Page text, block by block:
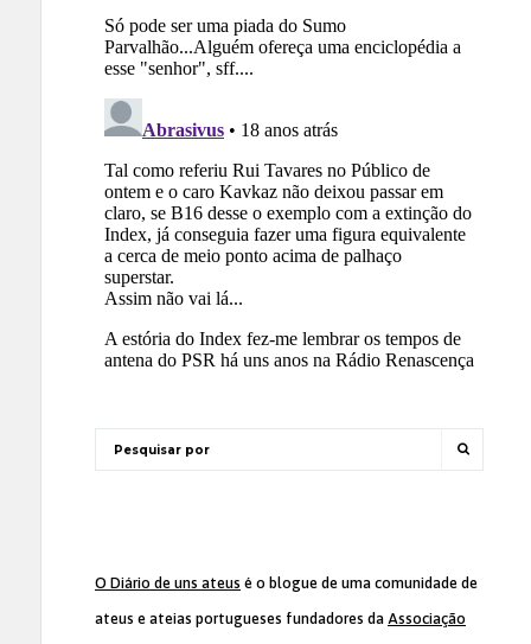
O Diário de uns ateus é o blogue de uma comunidade de
ateus e ateias portugueses fundadores da Associação